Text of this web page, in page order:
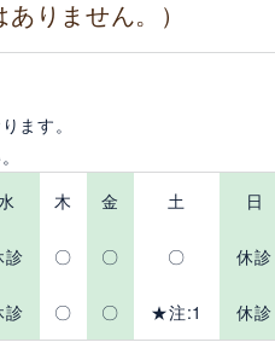
りません。）
ます。
木 金 土 日
診 〇 〇 〇 休診
診 〇 〇 ★注:1 休診